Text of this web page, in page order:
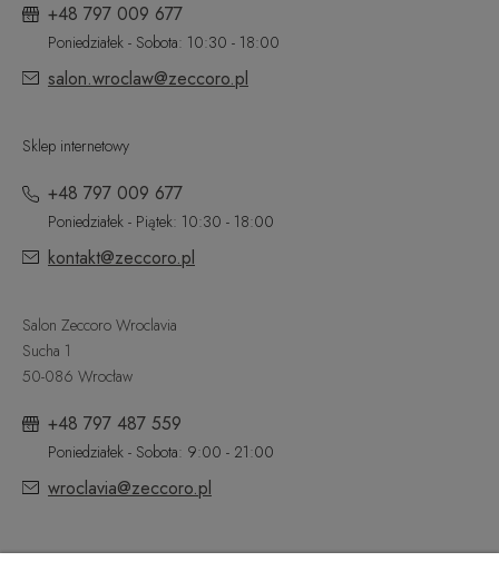
+48 797 009 677
Poniedziałek - Sobota: 10:30 - 18:00
salon.wroclaw@zeccoro.pl
Sklep internetowy
+48 797 009 677
Poniedziałek - Piątek: 10:30 - 18:00
kontakt@zeccoro.pl
Salon Zeccoro Wroclavia
Sucha 1
50-086 Wrocław
+48 797 487 559
Poniedziałek - Sobota: 9:00 - 21:00
wroclavia@zeccoro.pl